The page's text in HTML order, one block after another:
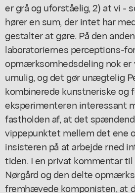
er grå og uforståelig, 2) at vi -
hører en sum, der intet har
gestalter at gøre. På den
laboratoriernes perceptions-
opmærksomhedsdeling nok er
umulig, og det gør unægtelig
kombinerede kunstneriske
eksperimenteren interessant
fastholden af, at det
vippepunktet mellem det ene
insisteren på at arbejde rned
tiden. I en privat kommentar
Nørgård og den delte
fremhævede komponisten, at